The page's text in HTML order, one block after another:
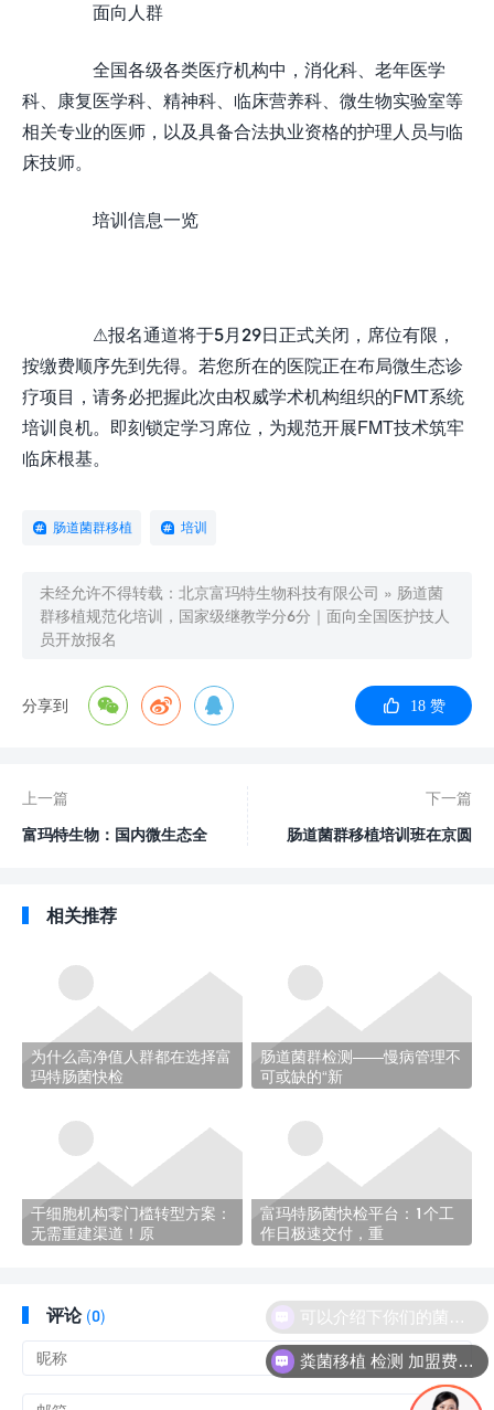
面向人群
全国各级各类医疗机构中，消化科、老年医学
科、康复医学科、精神科、临床营养科、微生物实验室等
相关专业的医师，以及具备合法执业资格的护理人员与临
床技师。
培训信息一览
⚠报名通道将于5月29日正式关闭，席位有限，
按缴费顺序先到先得。若您所在的医院正在布局微生态诊
疗项目，请务必把握此次由权威学术机构组织的FMT系统
培训良机。即刻锁定学习席位，为规范开展FMT技术筑牢
临床根基。
肠道菌群移植 培训
未经允许不得转载： 北京富玛特生物科技有限公司 » 肠道菌
群移植规范化培训，国家级继教学分6分｜面向全国医护技人
员开放报名
分享到 18 赞
上一篇
富玛特生物：国内微生态全
冀生物医药协同标杆
下一篇
肠道菌群移植培训班在京圆
相关推荐
为什么高净值人群都在选择富
玛特肠菌快检
肠道菌群检测——慢病管理不
可或缺的“新
干细胞机构零门槛转型方案：
无需重建渠道！原
富玛特肠菌快检平台：1个工
作日极速交付，重
评论 (0)
粪菌移植 检测 加盟费多少？